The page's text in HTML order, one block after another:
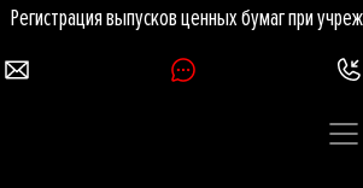
Регистрация выпусков ценных бумаг при